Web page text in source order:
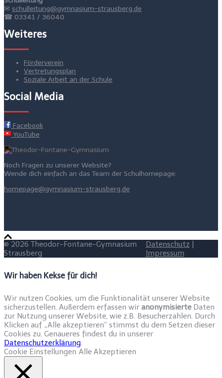
✉ schulleitung@gymnasium-strausberg.de
☎ 03341 / 36040
Weiteres
Förderverein
Vertretungsplan
Soziale Arbeit an der Schule
Social Media
Facebook
YouTube
Noch Fragen zu unserer Website?
Wende dich einfach an das Team der Schulhomepage:
homepage@gymnasium-strausberg.de
© 2026 Theodor-Fontane-Gymnasium
Strausberg
Datenschutz
Impressum
Wir haben Kekse für dich!
Wir nutzen Cookies, um die Funktionalität unserer Website
sicherzustellen. Außerdem erfassen wir anonymisierteDaten
zur Nutzung unserer Website, wie z.B. Besucherzahlen. Durch
Klicken auf „Alle akzeptieren“ stimmst du dem Setzen dieser
Cookies zu. Genaueres findest du in unserer
Datenschutzerklärung.
Cookie Einstellungen Alle Akzeptieren